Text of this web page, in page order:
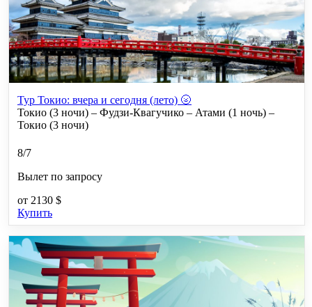
Тур Токио: вчера и сегодня (лето) 🌝
Токио (3 ночи) – Фудзи-Квагучико – Атами (1 ночь) –
Токио (3 ночи)
8/7
Вылет по запросу
от 2130 $
Купить